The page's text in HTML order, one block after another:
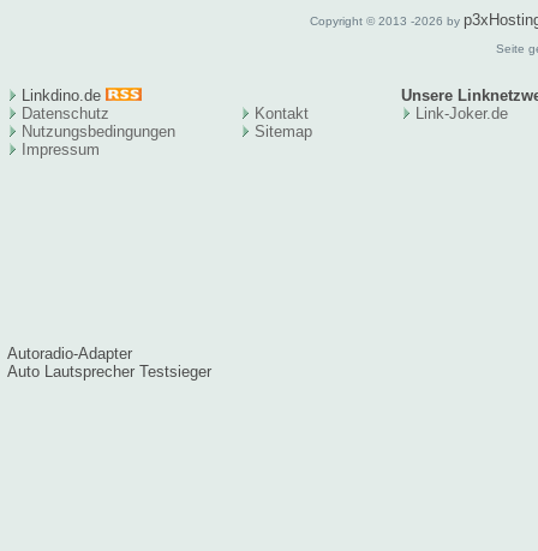
Copyright © 2013 -2026 by
Seite
Linkdino.de
Unsere
Datenschutz
Nutzungsbedingungen
Impressum
Kontakt
Sitemap
Link-Joker.de
Autoradio-Adapter
Auto Lautsprecher Testsieger